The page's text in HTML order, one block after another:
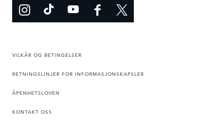
VILKÅR OG BETINGELSER
RETNINGSLINJER FOR INFORMASJONSKAPSLER
ÅPENHETSLOVEN
KONTAKT OSS